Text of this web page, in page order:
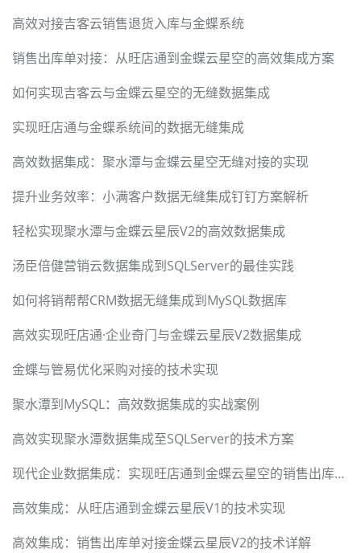
高效对接吉客云销售退货入库与金蝶系统
销售出库单对接：从旺店通到金蝶云星空的高效集成方案
如何实现吉客云与金蝶云星空的无缝数据集成
实现旺店通与金蝶系统间的数据无缝集成
高效数据集成：聚水潭与金蝶云星空无缝对接的实现
提升业务效率：小满客户数据无缝集成钉钉方案解析
轻松实现聚水潭与金蝶云星辰V2的高效数据集成
汤臣倍健营销云数据集成到SQLServer的最佳实践
如何将销帮帮CRM数据无缝集成到MySQL数据库
高效实现旺店通·企业奇门与金蝶云星辰V2数据集成
金蝶与管易优化采购对接的技术实现
聚水潭到MySQL：高效数据集成的实战案例
高效实现聚水潭数据集成至SQLServer的技术方案
现代企业数据集成：实现旺店通到金蝶云星空的销售出库单自动化
高效集成：从旺店通到金蝶云星辰V1的技术实现
高效集成：销售出库单对接金蝶云星辰V2的技术详解